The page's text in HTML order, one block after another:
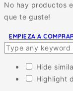
No hay productos
que te guste!
EMPIEZA A
Hide
Highlight